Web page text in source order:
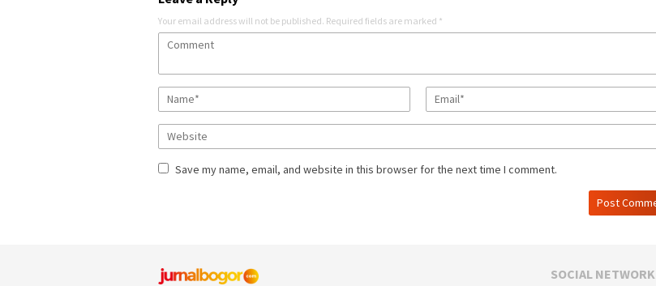
Your email address will not be published. Required fields are marked *
Save my name, email, and website in this browser for the next time I comment.
SOCIAL NETWORK